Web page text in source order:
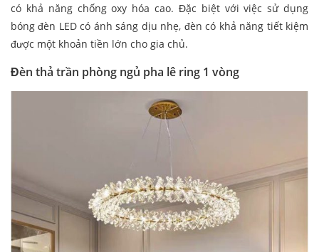
có khả năng chống oxy hóa cao. Đặc biệt với việc sử dụng
bóng đèn LED có ánh sáng dịu nhẹ, đèn có khả năng tiết kiệm
được một khoản tiền lớn cho gia chủ.
Đèn thả trần phòng ngủ pha lê ring 1 vòng